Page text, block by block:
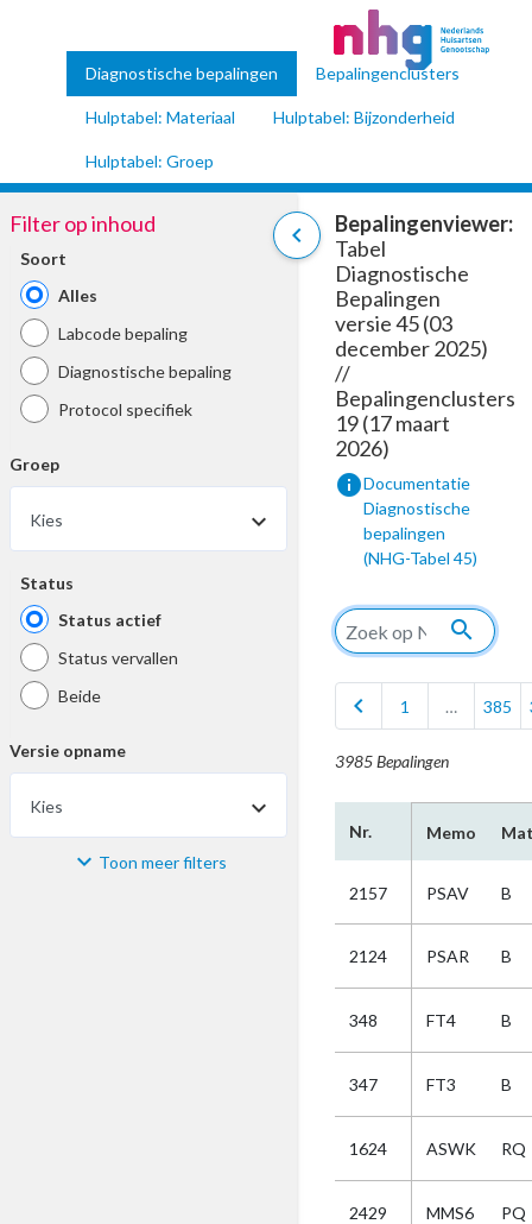
Diagnostische bepalingen Bepalingenclusters
Hulptabel: Materiaal Hulptabel: Bijzonderheid
Hulptabel: Groep
chevron_left
Filter op inhoud
Soort
Alles
Labcode bepaling
Diagnostische bepaling
Protocol specifiek
Groep
Kies
Status
Status actief
Status vervallen
Beide
Versie opname
Kies
Materiaal Toon meer filters
Bepalingenviewer:
Tabel
Diagnostische
Bepalingen
versie 45 (03
december 2025)
//
Bepalingenclusters
19 (17 maart
2026)
infoDocumentatie
Diagnostische
bepalingen
(NHG-Tabel 45)
search
chevron_left 1 … 385
3985 Bepalingen
Nr. Memo
2157 PSAV B
2124 PSAR B
348 FT4 B
347 FT3 B
1624 ASWK RQ
2429 MMS6 PQ